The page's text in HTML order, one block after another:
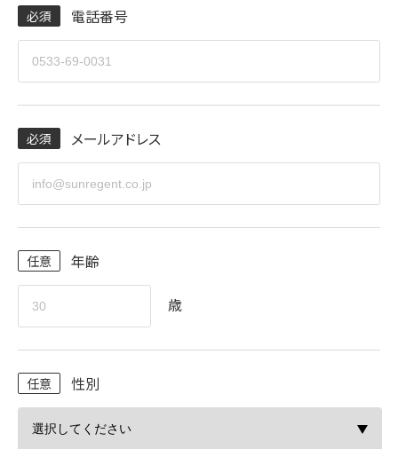
電話番号
メールアドレス
年齢
歳
性別